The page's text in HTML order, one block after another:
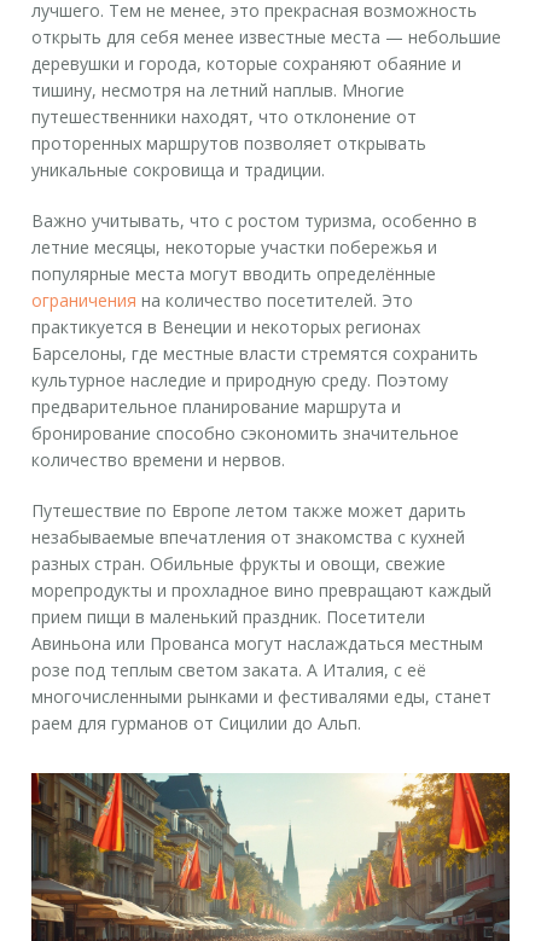
лучшего. Тем не менее, это прекрасная возможность
открыть для себя менее известные места — небольшие
деревушки и города, которые сохраняют обаяние и
тишину, несмотря на летний наплыв. Многие
путешественники находят, что отклонение от
проторенных маршрутов позволяет открывать
уникальные сокровища и традиции.
Важно учитывать, что с ростом туризма, особенно в
летние месяцы, некоторые участки побережья и
популярные места могут вводить определённые
ограничения на количество посетителей. Это
практикуется в Венеции и некоторых регионах
Барселоны, где местные власти стремятся сохранить
культурное наследие и природную среду. Поэтому
предварительное планирование маршрута и
бронирование способно сэкономить значительное
количество времени и нервов.
Путешествие по Европе летом также может дарить
незабываемые впечатления от знакомства с кухней
разных стран. Обильные фрукты и овощи, свежие
морепродукты и прохладное вино превращают каждый
прием пищи в маленький праздник. Посетители
Авиньона или Прованса могут наслаждаться местным
розе под теплым светом заката. А Италия, с её
многочисленными рынками и фестивалями еды, станет
раем для гурманов от Сицилии до Альп.